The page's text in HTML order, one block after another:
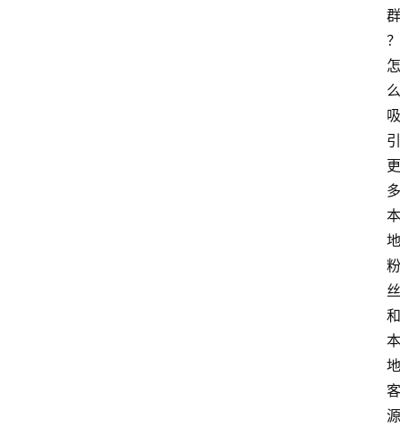
群
？
怎
么
吸
引
更
多
本
地
粉
丝
和
本
地
客
源